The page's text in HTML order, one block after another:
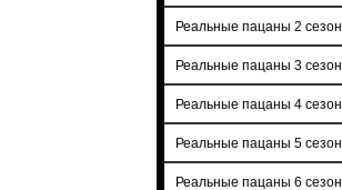
Реальные пацаны 2 сезон
Реальные пацаны 3 сезон
Реальные пацаны 4 сезон
Реальные пацаны 5 сезон
Реальные пацаны 6 сезон